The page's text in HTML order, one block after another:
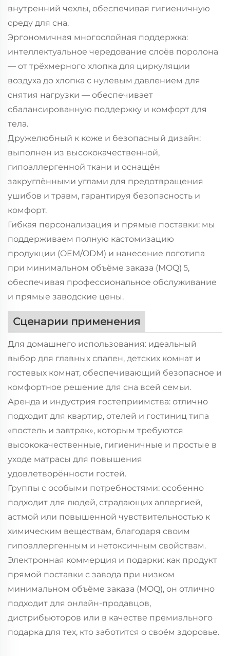
внутренний чехлы, обеспечивая гигиеничную
среду для сна.
Эргономичная многослойная поддержка:
интеллектуальное чередование слоёв поролона
— от трёхмерного хлопка для циркуляции
воздуха до хлопка с нулевым давлением для
снятия нагрузки — обеспечивает
сбалансированную поддержку и комфорт для
тела.
Дружелюбный к коже и безопасный дизайн:
выполнен из высококачественной,
гипоаллергенной ткани и оснащён
закруглёнными углами для предотвращения
ушибов и травм, гарантируя безопасность и
комфорт.
Гибкая персонализация и прямые поставки: мы
поддерживаем полную кастомизацию
продукции (OEM/ODM) и нанесение логотипа
при минимальном объёме заказа (MOQ) 5,
обеспечивая профессиональное обслуживание
и прямые заводские цены.
Сценарии применения
Для домашнего использования: идеальный
выбор для главных спален, детских комнат и
гостевых комнат, обеспечивающий безопасное и
комфортное решение для сна всей семьи.
Аренда и индустрия гостеприимства: отлично
подходит для квартир, отелей и гостиниц типа
«постель и завтрак», которым требуются
высококачественные, гигиеничные и простые в
уходе матрасы для повышения
удовлетворённости гостей.
Группы с особыми потребностями: особенно
подходит для людей, страдающих аллергией,
астмой или повышенной чувствительностью к
химическим веществам, благодаря своим
гипоаллергенным и нетоксичным свойствам.
Электронная коммерция и подарки: как продукт
прямой поставки с завода при низком
минимальном объёме заказа (MOQ), он отлично
подходит для онлайн-продавцов,
дистрибьюторов или в качестве премиального
подарка для тех, кто заботится о своём здоровье.